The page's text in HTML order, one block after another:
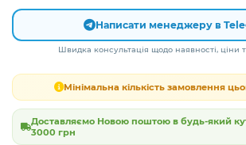
Написати менеджеру в
Швидка консультація щодо наявності, ціни
Мінімальна кількість замовлення
Доставляємо Новою поштою в будь-який
3000 грн